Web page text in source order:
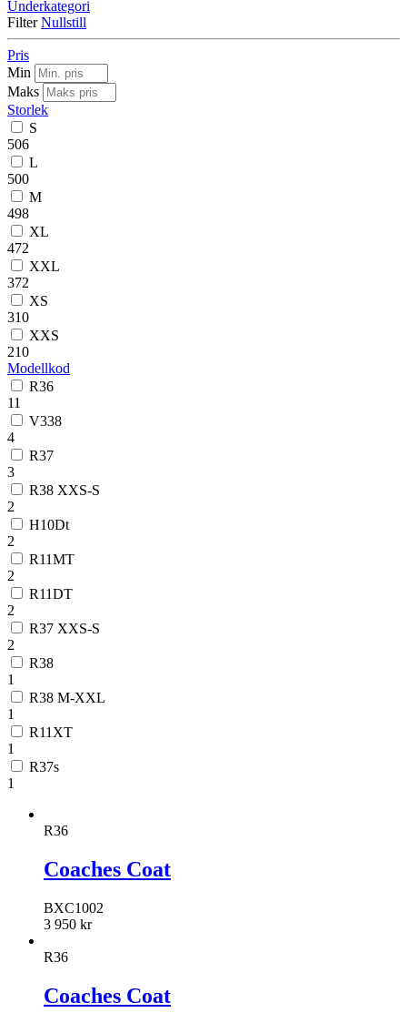
Underkategori
Filter Nullstill
Pris
Min
Maks
Storlek
S
506
L
500
M
498
XL
472
XXL
372
XS
310
XXS
210
Modellkod
R36
11
V338
4
R37
3
R38 XXS-S
2
H10Dt
2
R11MT
2
R11DT
2
R37 XXS-S
2
R38
1
R38 M-XXL
1
R11XT
1
R37s
1
R36
Coaches Coat
BXC1002
3 950 kr
R36
Coaches Coat